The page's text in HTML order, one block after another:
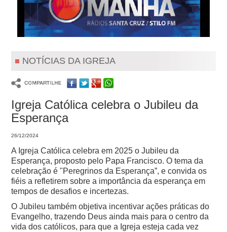
NOTÍCIAS DA IGREJA
Igreja Católica celebra o Jubileu da
Esperança
26/12/2024
A Igreja Católica celebra em 2025 o Jubileu da
Esperança, proposto pelo Papa Francisco. O tema da
celebração é "Peregrinos da Esperança”, e convida os
fiéis a refletirem sobre a importância da esperança em
tempos de desafios e incertezas.
O Jubileu também objetiva incentivar ações práticas do
Evangelho, trazendo Deus ainda mais para o centro da
vida dos católicos, para que a Igreja esteja cada vez